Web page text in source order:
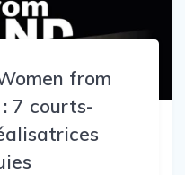
from
7 courts-